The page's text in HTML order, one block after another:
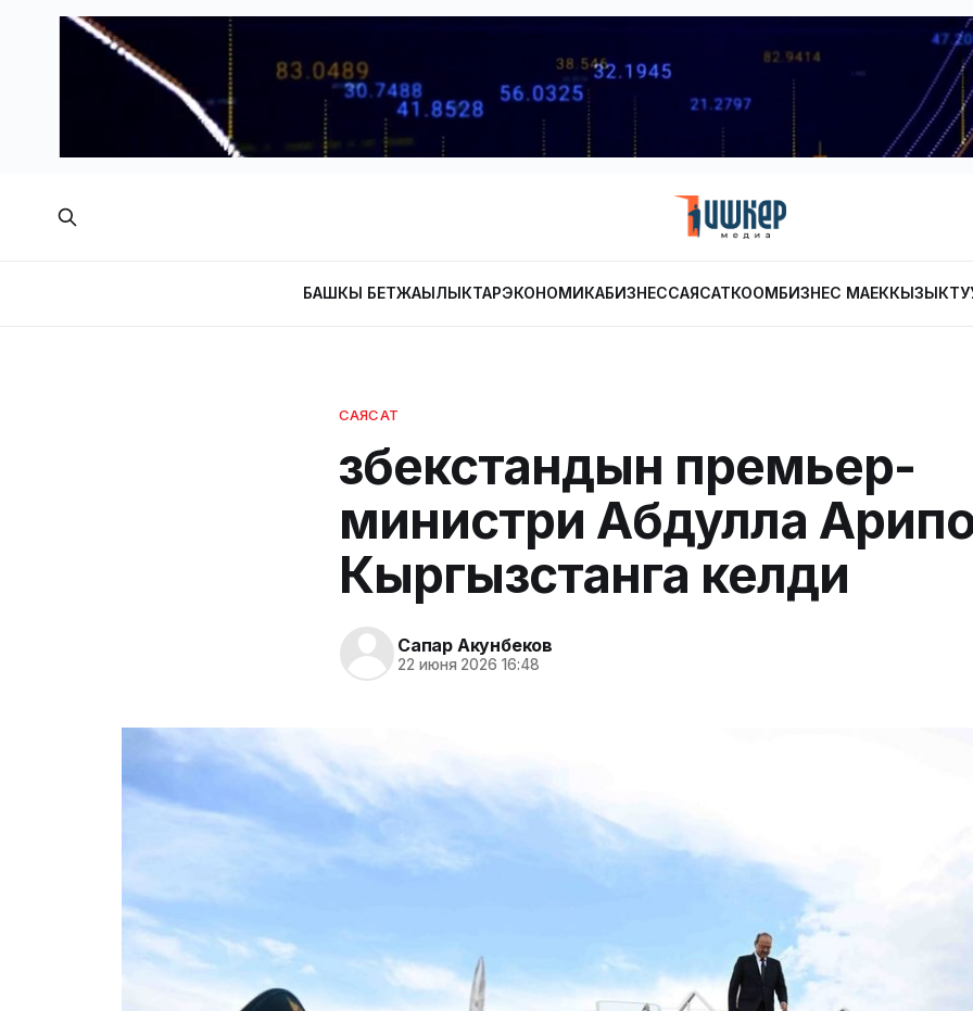
БАШКЫ БЕТЖАҢЫЛЫКТАРЭКОНОМИКАБИЗНЕССАЯСАТКООМБИЗНЕС МАЕК
САЯСАТ
Өзбекстандын премьер-
министри Абдулла
Кыргызстанга келди
Сапар Акунбеков
22 июня 2026 16:48